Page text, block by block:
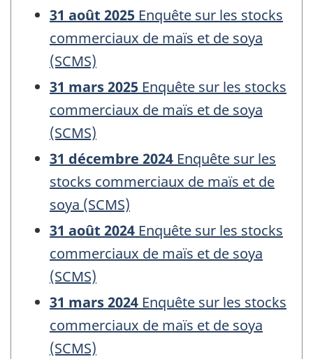
31 août 2025 Enquête sur les stocks
commerciaux de maïs et de soya
(SCMS)
31 mars 2025 Enquête sur les stocks
commerciaux de maïs et de soya
(SCMS)
31 décembre 2024 Enquête sur les
stocks commerciaux de maïs et de
soya (SCMS)
31 août 2024 Enquête sur les stocks
commerciaux de maïs et de soya
(SCMS)
31 mars 2024 Enquête sur les stocks
commerciaux de maïs et de soya
(SCMS)